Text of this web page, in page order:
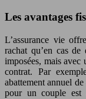
Les avantages
L’assurance vie
rachat qu’en cas
imposées, mais
contrat. Par
abattement annuel
pour un couple est